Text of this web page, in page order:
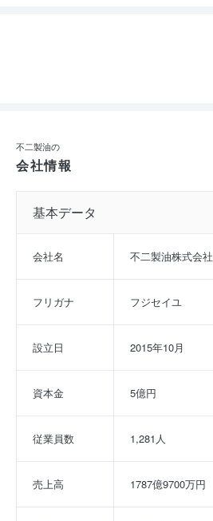
不二製油の
会社情報
基本データ
会社名 不二製油株式会社
フリガナ フジセイユ
設立日 2015年10月
資本金 5億円
従業員数 1,281人
売上高 1787億9700万円